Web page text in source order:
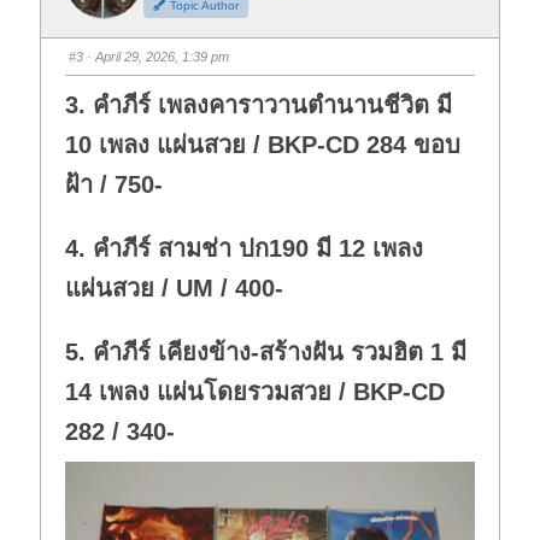
u
m
d
o
n
u
m
u
p
Topic Author
#3 · April 29, 2026, 1:39 pm
3. คำภีร์ เพลงคาราวานตำนานชีวิต มี
10 เพลง แผ่นสวย / BKP-CD 284 ขอบ
ฝ้า / 750-
4. คำภีร์ สามช่า ปก190 มี 12 เพลง
แผ่นสวย / UM / 400-
5. คำภีร์ เคียงข้าง-สร้างฝัน รวมฮิต 1 มี
14 เพลง แผ่นโดยรวมสวย / BKP-CD
282 / 340-